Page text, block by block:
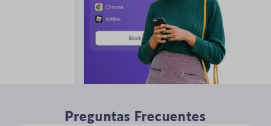
Preguntas Frecuentes